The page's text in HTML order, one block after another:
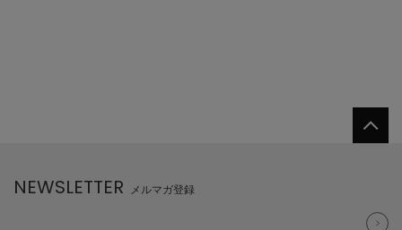
NEWSLETTER メルマガ登録